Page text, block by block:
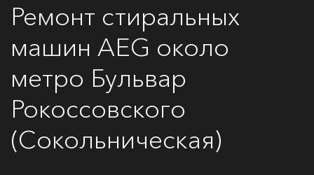
Ремонт стиральных
машин AEG около
метро Бульвар
Рокоссовского
(Сокольническая)